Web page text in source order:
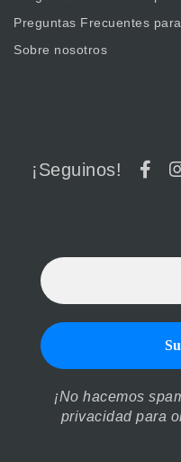
Preguntas Frecuentes
Sobre nosotros
¡Seguinos!
¡No hacemos
privacidadpara